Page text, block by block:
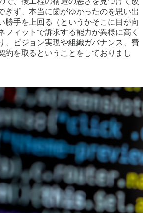
きず、本当に歯がゆかったのを思い出
勝手を上回る（というかそこに目が向
フィットで訴求する能力が異様に高く
、ビジョン実現や組織ガバナンス、費
約を取るということをしておりまし